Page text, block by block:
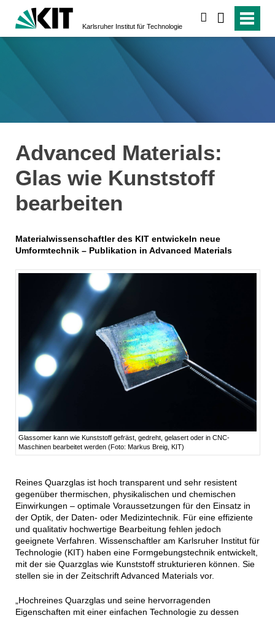
Karlsruher Institut für Technologie
Advanced Materials:
Glas wie Kunststoff
bearbeiten
Materialwissenschaftler des KIT entwickeln neue
Umformtechnik – Publikation in Advanced Materials
Glassomer kann wie Kunststoff gefräst, gedreht, gelasert oder in CNC-
Maschinen bearbeitet werden (Foto: Markus Breig, KIT)
Reines Quarzglas ist hoch transparent und sehr resistent
gegenüber thermischen, physikalischen und chemischen
Einwirkungen – optimale Voraussetzungen für den Einsatz in
der Optik, der Daten- oder Medizintechnik. Für eine effiziente
und qualitativ hochwertige Bearbeitung fehlen jedoch
geeignete Verfahren. Wissenschaftler am Karlsruher Institut für
Technologie (KIT) haben eine Formgebungstechnik entwickelt,
mit der sie Quarzglas wie Kunststoff strukturieren können. Sie
stellen sie in der Zeitschrift Advanced Materials vor.
„Hochreines Quarzglas und seine hervorragenden
Eigenschaften mit einer einfachen Technologie zu dessen